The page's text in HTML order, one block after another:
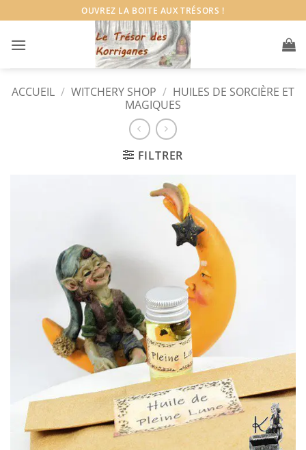
au
contenu
OUVREZ LA BOITE AUX TRÉSORS !
ACCUEIL / WITCHERY SHOP / HUILES DE SORCIÈRE ET
MAGIQUES
FILTRER